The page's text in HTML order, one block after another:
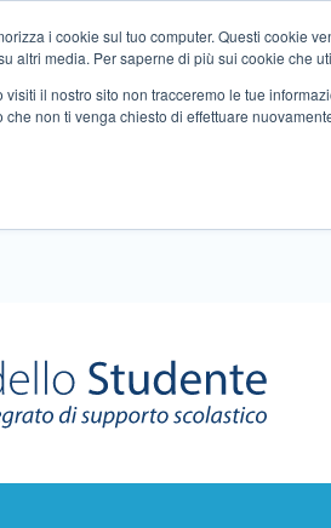
i cookie sul tuo computer. Questi cookie
altri media. Per saperne di più sui cookie che
visiti il ​​nostro sito non tracceremo le tue
che non ti venga chiesto di effettuare